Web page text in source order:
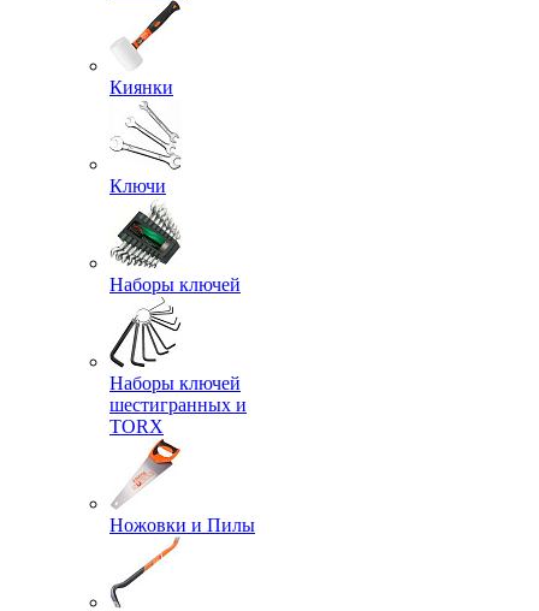
Киянки
Ключи
Наборы ключей
Наборы ключей
шестигранных и
TORX
Ножовки и Пилы